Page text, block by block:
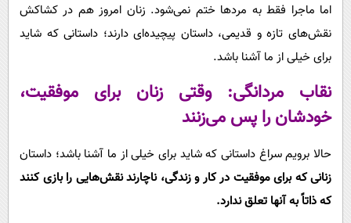
اما ماجرا فقط به مردها ختم نمی‌شود. زنان امروز هم در کشاکش
نقش‌های تازه و قدیمی، داستان پیچیده‌ای دارند؛ داستانی که شاید
برای خیلی از ما آشنا باشد.
نقاب مردانگی: وقتی زنان برای موفقیت،
خودشان را پس می‌زنند
حالا برویم سراغ داستانی که شاید برای خیلی از ما آشنا باشد؛ داستان
زنانی که برای موفقیت در کار و زندگی، ناچارند نقش‌هایی را بازی کنند
که ذاتاً به آنها تعلق ندارد.